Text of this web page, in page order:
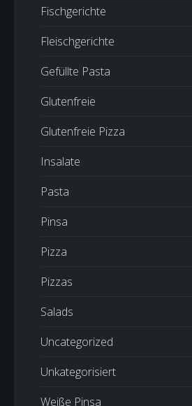
Fischgerichte
Fleischgerichte
Gefüllte Pasta
Glutenfreie
Glutenfreie Pizza
Insalate
Pasta
Pinsa
Pizza
Pizzas
Salads
Uncategorized
Unkategorisiert
Weiße Pinsa